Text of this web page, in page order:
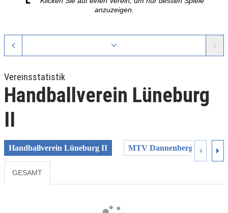
anzuzeigen.
Vereinsstatistik
Handballverein Lüneburg
II
Handballverein Lüneburg II MTV Dannenberg
GESAMT